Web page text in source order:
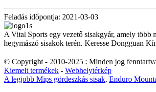
Feladás időpontja: 2021-03-03
A Vital Sports egy vezető sisakgyár, amely több
hegymászó sisakok terén. Keresse Dongguan
© Copyright - 2010-2025 : Minden jog
Kiemelt termékek - Webhelytérkép
A legjobb Mips gördeszkás sisak, Enduro